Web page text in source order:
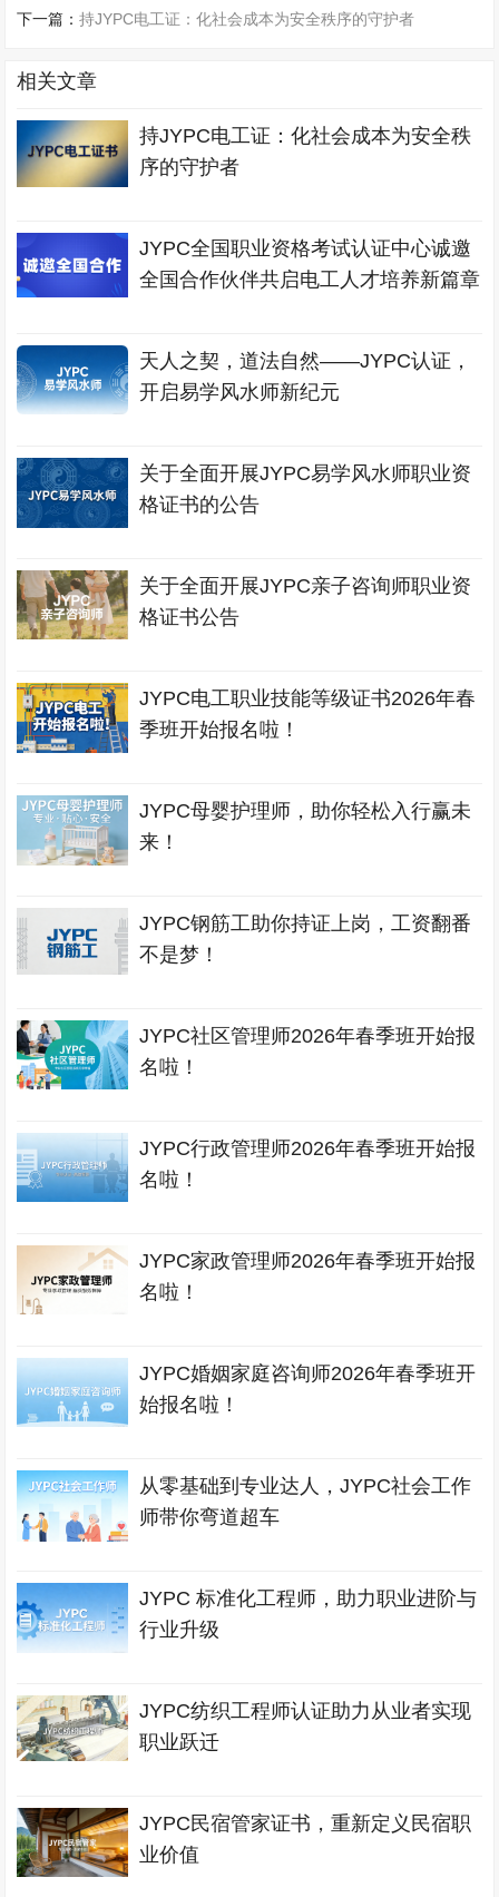
下一篇：持JYPC电工证：化社会成本为安全秩序的守护者
相关文章
持JYPC电工证：化社会成本为安全秩
序的守护者
JYPC全国职业资格考试认证中心诚邀
全国合作伙伴共启电工人才培养新篇章
天人之契，道法自然——JYPC认证，
开启易学风水师新纪元
关于全面开展JYPC易学风水师职业资
格证书的公告
关于全面开展JYPC亲子咨询师职业资
格证书公告
JYPC电工职业技能等级证书2026年春
季班开始报名啦！
JYPC母婴护理师，助你轻松入行赢未
来！
JYPC钢筋工助你持证上岗，工资翻番
不是梦！
JYPC社区管理师2026年春季班开始报
名啦！
JYPC行政管理师2026年春季班开始报
名啦！
JYPC家政管理师2026年春季班开始报
名啦！
JYPC婚姻家庭咨询师2026年春季班开
始报名啦！
从零基础到专业达人，JYPC社会工作
师带你弯道超车
JYPC 标准化工程师，助力职业进阶与
行业升级
JYPC纺织工程师认证助力从业者实现
职业跃迁
JYPC民宿管家证书，重新定义民宿职
业价值